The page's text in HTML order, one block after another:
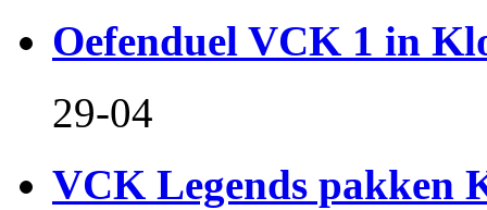
Oefenduel VCK 1 in
29-04
VCK Legends pakken